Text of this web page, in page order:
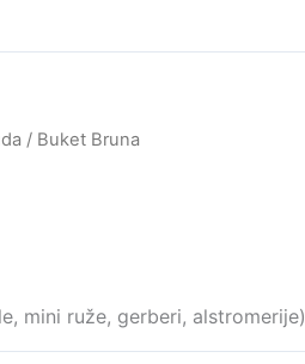
/ Buket Bruna
mini ruže, gerberi, alstromerije)